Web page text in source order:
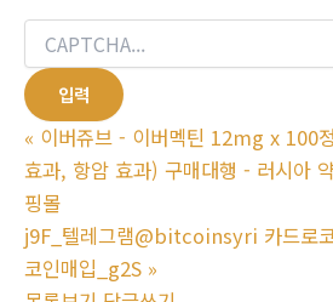
« 이버쥬브 - 이버멕틴 12mg x 100
효과, 항암 효과) 구매대행 - 러시아
핑몰
j9F_텔레그램@bitcoinsyri 카드로
코인매입_g2S »